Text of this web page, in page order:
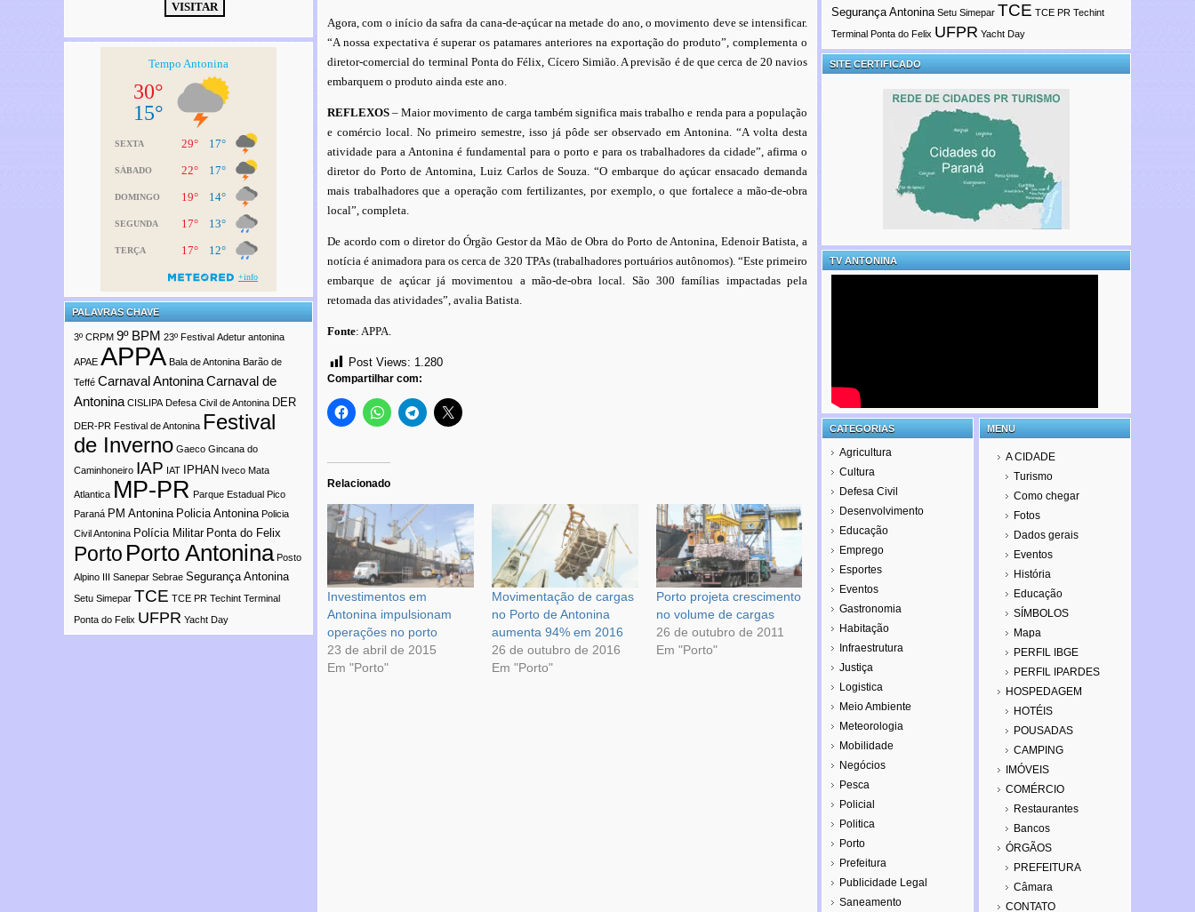
PALAVRAS CHAVE
3º CRPM 9º BPM 23º Festival Adetur antonina
APAE APPA Bala de Antonina Barão de
Teffé Carnaval AntoninaCarnaval de
Antonina CISLIPA Defesa Civil de Antonina DER
DER-PR Festival de Antonina Festival
de Inverno Gaeco Gincana do
Caminhoneiro IAP IAT IPHAN Iveco Mata
Atlantica MP-PR Parque Estadual Pico
Paraná PM Antonina Policia Antonina Policia
Civil Antonina Polícia Militar Ponta do Felix
Porto Porto Antonina Posto
Alpino III Sanepar Sebrae Segurança Antonina
Setu Simepar TCE TCE PR Techint Terminal
Ponta do Felix UFPR Yacht Day
Agora, com o início da safra da cana-de-açúcar na metade do ano, o movimento deve se intensificar.
“A nossa expectativa é superar os patamares anteriores na exportação do produto”, complementa o
diretor-comercial do terminal Ponta do Félix, Cícero Simião. A previsão é de que cerca de 20 navios
embarquem o produto ainda este ano.
REFLEXOS – Maior movimento de carga também significa mais trabalho e renda para a população
e comércio local. No primeiro semestre, isso já pôde ser observado em Antonina. “A volta desta
atividade para a Antonina é fundamental para o porto e para os trabalhadores da cidade”, afirma o
diretor do Porto de Antomina, Luiz Carlos de Souza. “O embarque do açúcar ensacado demanda
mais trabalhadores que a operação com fertilizantes, por exemplo, o que fortalece a mão-de-obra
local”, completa.
De acordo com o diretor do Órgão Gestor da Mão de Obra do Porto de Antonina, Edenoir Batista, a
notícia é animadora para os cerca de 320 TPAs (trabalhadores portuários autônomos). “Este primeiro
embarque de açúcar já movimentou a mão-de-obra local. São 300 famílias impactadas pela
retomada das atividades”, avalia Batista.
Fonte: APPA.
Post Views: 1.280
Compartilhar com:
Relacionado
Investimentos em
Antonina impulsionam
operações no porto
23 de abril de 2015
Em "Porto"
Movimentação de cargas
no Porto de Antonina
aumenta 94% em 2016
26 de outubro de 2016
Em "Porto"
Porto projeta crescimento
no volume de cargas
26 de outubro de 2011
Em "Porto"
Segurança Antonina Setu Simepar TCE TCE PR Techint
Terminal Ponta do Felix UFPR Yacht Day
SITE CERTIFICADO
TV ANTONINA
CATEGORIAS
Agricultura
Cultura
Defesa Civil
Desenvolvimento
Educação
Emprego
Esportes
Eventos
Gastronomia
Habitação
Infraestrutura
Justiça
Logistica
Meio Ambiente
Meteorologia
Mobilidade
Negócios
Pesca
Policial
Politica
Porto
Prefeitura
Publicidade Legal
Saneamento
MENU
A CIDADE
Turismo
Como chegar
Fotos
Dados gerais
Eventos
História
Educação
SÍMBOLOS
Mapa
PERFIL IBGE
PERFIL IPARDES
HOSPEDAGEM
HOTÉIS
POUSADAS
CAMPING
IMÓVEIS
COMÉRCIO
Restaurantes
Bancos
ÓRGÃOS
PREFEITURA
Câmara
CONTATO